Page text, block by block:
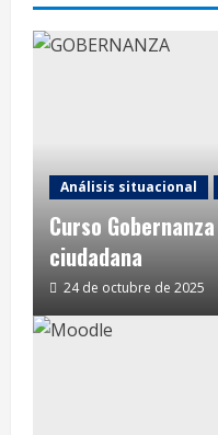
Análisis situacional
Curso
ciudadana
24 de octubre de 2025